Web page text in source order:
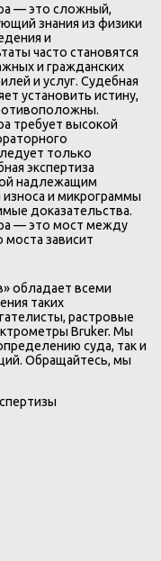
— это сложный,
знания из физики
и
часто становятся
и гражданских
и услуг. Судебная
установить истину,
требует высокой
только
экспертиза
надлежащим
и микрограммы
доказательства.
— это мост между
моста зависит
обладает всеми
таких
растровые
Bruker. Мы
суда, так и
Обращайтесь, мы